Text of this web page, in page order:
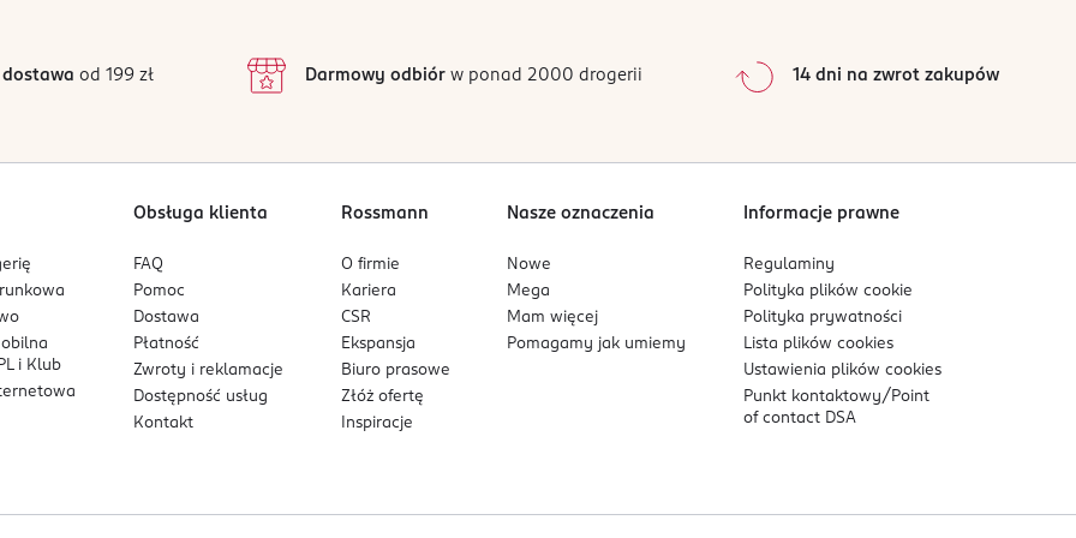
2
1
0%
Sortowanie wgdata: od najnowszej
od 199 zł Darmowy odbiórw ponad 2000 drogerii 14 dni na zwrot zakupów
i Klub
Obsługa klienta
FAQ
Pomoc
Dostawa
Płatność
Zwroty i reklamacje
Dostępność usług
Kontakt
Rossmann
O firmie
Kariera
CSR
Ekspansja
Biuro prasowe
Złóż ofertę
Inspiracje
Nasze oznaczenia
Nowe
Mega
Mam więcej
Pomagamy jak umiemy
Informacje prawne
Regulaminy
Polityka plikówcookie
Polityka prywatności
Lista plikówcookies
Ustawienia plikówcookies
Punkt kontaktowy/ Point
of contact DSA